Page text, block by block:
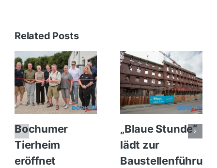
Related Posts
Bochumer
Tierheim
eröffnet
„Blaue Stunde“
lädt zur
Baustellenführung